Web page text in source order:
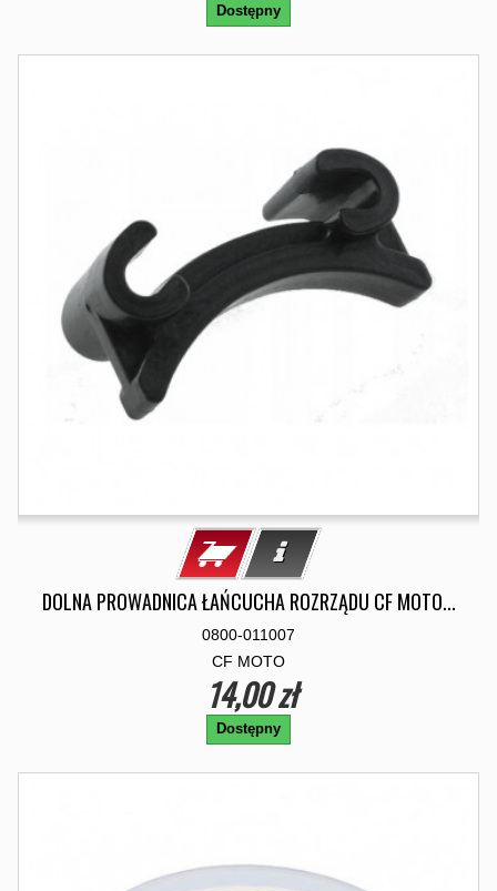
Dostępny
DOLNA PROWADNICA ŁAŃCUCHA ROZRZĄDU CF MOTO...
0800-011007
CF MOTO
14,00 zł
Dostępny